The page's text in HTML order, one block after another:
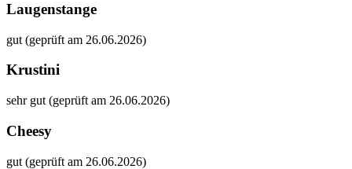
Laugenstange
gut (geprüft am 26.06.2026)
Krustini
sehr gut (geprüft am 26.06.2026)
Cheesy
gut (geprüft am 26.06.2026)